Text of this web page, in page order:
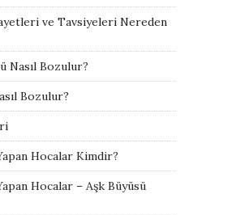
ve Tavsiyeleri Nereden
Nasıl Bozulur?
Bozulur?
Hocalar Kimdir?
Hocalar – Aşk Büyüsü